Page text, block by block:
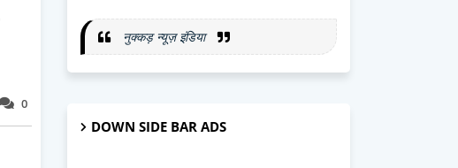
0
नुक्कड़ न्यूज़ इंडिया
DOWN SIDE BAR ADS